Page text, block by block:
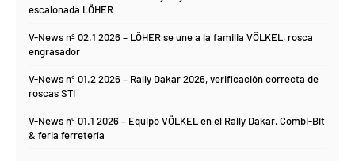
escalonada LÖHER
V-News nº 02.1 2026 – LÖHER se une a la familia VÖLKEL, rosca
engrasador
V-News nº 01.2 2026 – Rally Dakar 2026, verificación correcta de
roscas STI
V-News nº 01.1 2026 – Equipo VÖLKEL en el Rally Dakar, Combi-Bit
& feria ferretería